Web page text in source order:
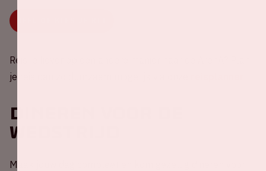
Reis je liever op een andere manier naar de ArenA? Plan
je reis dan zo duurzaam mogelijk via onze
Dineren voor de
wedstrijd
Maak jouw dag compleet en kom gezellig dineren voor